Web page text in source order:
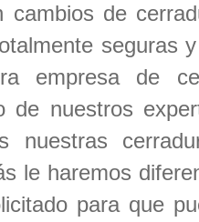
cambios de
seguras
empresa de
de nuestros
nuestras
le haremos
para que